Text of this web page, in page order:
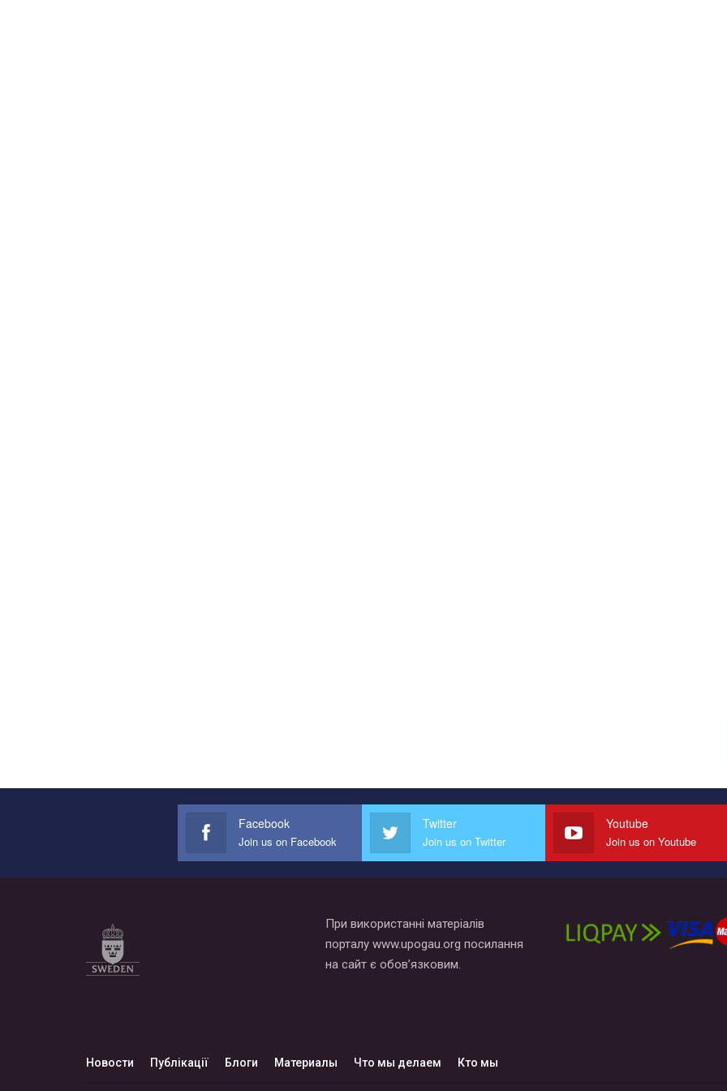
Facebook
Join us on Facebook
Twitter
Join us on Twitter
Youtube
Join us on Youtube
При використанні матеріалів
порталу www.upogau.org посилання
на сайт є обов’язковим.
Новости Публікації Блоги Материалы Что мы делаем Кто мы